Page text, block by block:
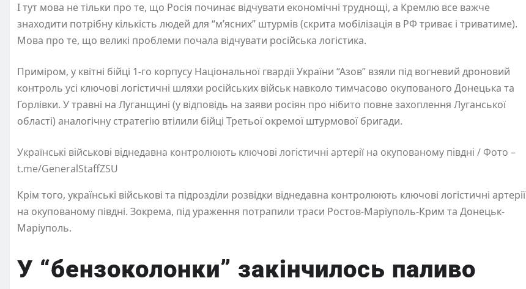
І тут мова не тільки про те, що Росія починає відчувати економічні труднощі, а Кремлю все важче
знаходити потрібну кількість людей для “м’ясних” штурмів (скрита мобілізація в РФ триває і триватиме).
Мова про те, що великі проблеми почала відчувати російська логістика.
Приміром, у квітні бійці 1-го корпусу Національної гвардії України “Азов” взяли під вогневий дроновий
контроль усі ключові логістичні шляхи російських військ навколо тимчасово окупованого Донецька та
Горлівки. У травні на Луганщині (у відповідь на заяви росіян про нібито повне захоплення Луганської
області) аналогічну стратегію втілили бійці Третьої окремої штурмової бригади.
Українські військові віднедавна контролюють ключові логістичні артерії на окупованому півдні / Фото –
t.me/GeneralStaffZSU
Крім того, українські військові та підрозділи розвідки віднедавна контролюють ключові логістичні артерії
на окупованому півдні. Зокрема, під ураження потрапили траси Ростов-Маріуполь-Крим та Донецьк-
Маріуполь.
У “бензоколонки” закінчилось паливо